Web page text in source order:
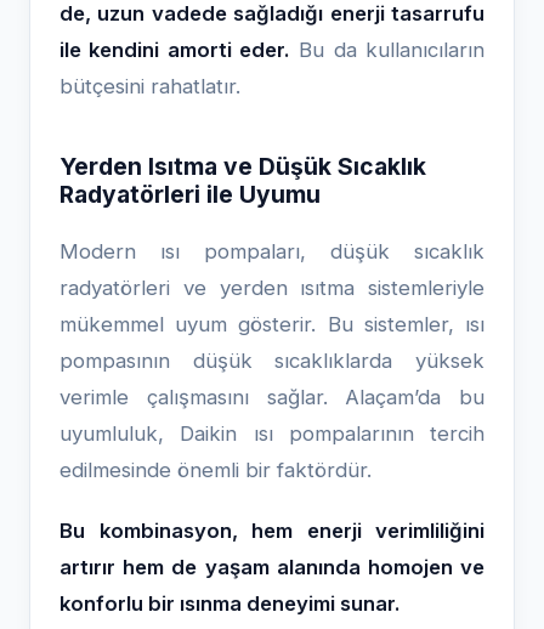
de, uzun vadede sağladığı enerji tasarrufu
ile kendini amorti eder. Bu da kullanıcıların
bütçesini rahatlatır.
Yerden Isıtma ve Düşük Sıcaklık
Radyatörleri ile Uyumu
Modern ısı pompaları, düşük sıcaklık
radyatörleri ve yerden ısıtma sistemleriyle
mükemmel uyum gösterir. Bu sistemler, ısı
pompasının düşük sıcaklıklarda yüksek
verimle çalışmasını sağlar. Alaçam’da bu
uyumluluk, Daikin ısı pompalarının tercih
edilmesinde önemli bir faktördür.
Bu kombinasyon, hem enerji verimliliğini
artırır hem de yaşam alanında homojen ve
konforlu bir ısınma deneyimi sunar.